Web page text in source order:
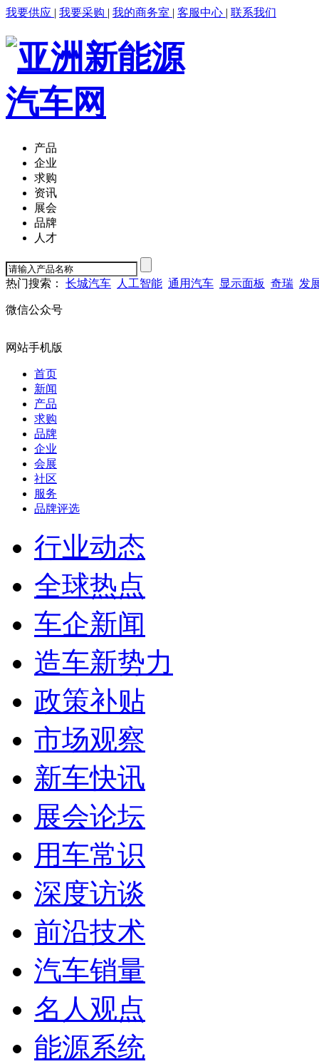
我要供应 | 我要采购 | 我的商务室 | 客服中心 | 联系我们
产品
企业
求购
资讯
展会
品牌
人才
热门搜索： 长城汽车 人工智能 通用汽车 显示面板 奇瑞 发
微信公众号
网站手机版
首页
新闻
产品
求购
品牌
企业
会展
社区
服务
品牌评选
行业动态
全球热点
车企新闻
造车新势力
政策补贴
市场观察
新车快讯
展会论坛
用车常识
深度访谈
前沿技术
汽车销量
名人观点
能源系统